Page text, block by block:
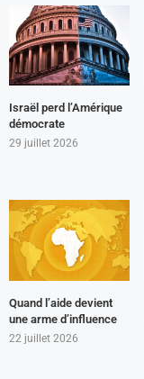
Israël perd l’Amérique
démocrate
29 juillet 2026
Quand l’aide devient
une arme d’influence
22 juillet 2026